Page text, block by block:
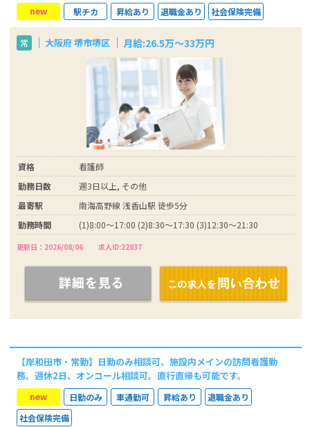
new 駅チカ 昇給あり 退職金あり 社会保険完備
常 大阪府 堺市堺区 月給:26.5万～33万円
資格
看護師
勤務日数
週3日以上, その他
最寄駅
南海高野線 浅香山駅 徒歩5分
勤務時間
(1)8:00～17:00 (2)8:30～17:30 (3)12:30～21:30
更新日：2026/08/06 求人ID:22837
【岸和田市・常勤】日勤のみ相談可、施設内メインの訪問看護勤
務。週休2日、オンコール相談可。直行直帰も可能です。
new 日勤のみ 車通勤可 昇給あり
退職金あり
社会保険完備